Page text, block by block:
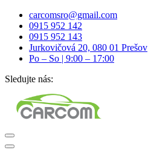
carcomsro@gmail.com
0915 952 142
0915 952 143
Jurkovičová 20, 080 01 Prešov
Po – So | 9:00 – 17:00
Sledujte nás: